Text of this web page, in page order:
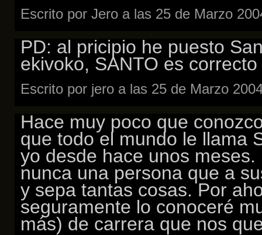
Escrito por Jero a las 25 de Marzo
PD: al pricipio he puesto
ekivoko, SANTO es correcto
Escrito por jero a las 25 de Marzo
Hace muy poco que
que todo el mundo le llama
yo desde hace unos
nunca una persona que a
y sepa tantas cosas. Por
seguramente lo conoceré
más) de carrera que nos